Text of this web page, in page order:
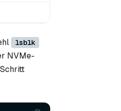
lsblk
NVMe-